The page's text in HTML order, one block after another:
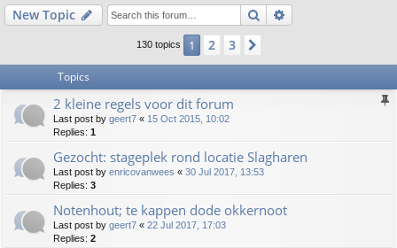
New Topic Search
130 topics 1 2 3
Topics
2 kleine regels voor dit forum
Last post by geert7 « 15 Oct 2015, 10:02
Replies: 1
Gezocht: stageplek rond locatie Slagharen
Last post by enricovanwees « 30 Jul 2017, 13:53
Replies: 3
Notenhout; te kappen dode okkernoot
Last post by geert7 « 22 Jul 2017, 17:03
Replies: 2